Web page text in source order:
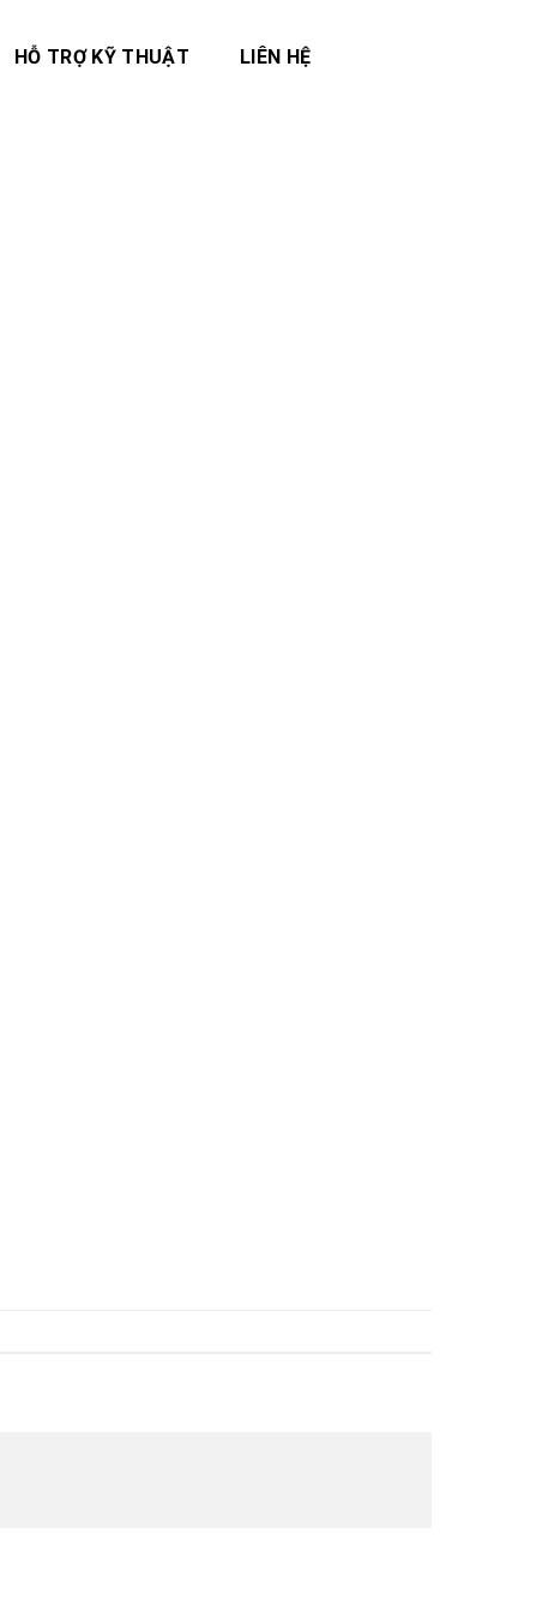
HỖ TRỢ KỸ THUẬT LIÊN HỆ